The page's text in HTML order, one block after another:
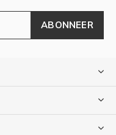
ABONNEER